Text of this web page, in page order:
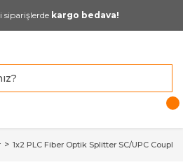
siparişlerde kargo bedava!
1x2 PLC Fiber Optik Splitter SC/UPC